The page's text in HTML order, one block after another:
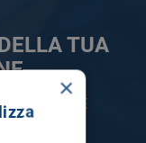
TUA
RESTARE
×